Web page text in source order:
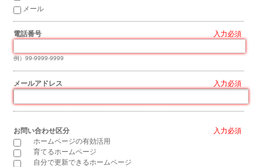
メール
電話番号
例）99-9999-9999
メールアドレス
お問い合わせ区分
ホームページの有効活用
育てるホームページ
自分で更新できるホームページ